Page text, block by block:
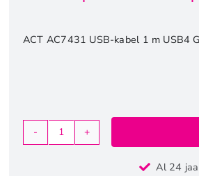
ACT AC7431 USB-kabel 1 m USB4
ACT
Al 24